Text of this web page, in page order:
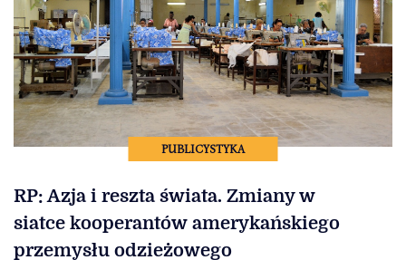
PUBLICYSTYKA
RP: Azja i reszta świata. Zmiany w
siatce kooperantów amerykańskiego
przemysłu odzieżowego